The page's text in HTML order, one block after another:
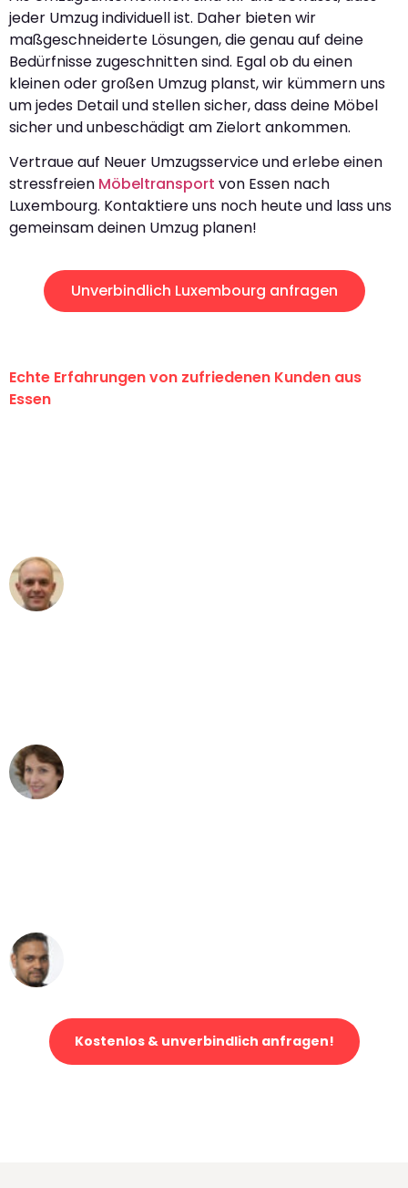
jeder Umzug individuell ist. Daher bieten wir
maßgeschneiderte Lösungen, die genau auf deine
Bedürfnisse zugeschnitten sind. Egal ob du einen
kleinen oder großen Umzug planst, wir kümmern uns
um jedes Detail und stellen sicher, dass deine Möbel
sicher und unbeschädigt am Zielort ankommen.
Vertraue auf Neuer Umzugsservice und erlebe einen
stressfreien Möbeltransport von Essen nach
Luxembourg. Kontaktiere uns noch heute und lass uns
gemeinsam deinen Umzug planen!
Unverbindlich Luxembourg anfragen
Echte Erfahrungen von zufriedenen Kunden aus
Essen
Kostenlos & unverbindlich anfragen!